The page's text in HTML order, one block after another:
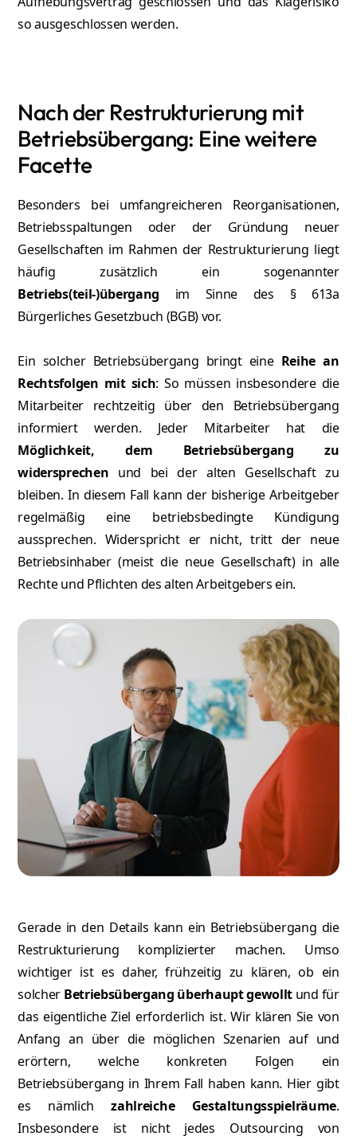
so ausgeschlossen werden.
Nach der Restrukturierung mit
Betriebsübergang: Eine weitere
Facette
Besonders bei umfangreicheren Reorganisationen,
Betriebsspaltungen oder der Gründung neuer
Gesellschaften im Rahmen der Restrukturierung liegt
häufig zusätzlich ein sogenannter
Betriebs(teil-)übergang im Sinne des § 613a
Bürgerliches Gesetzbuch (BGB) vor.
Ein solcher Betriebsübergang bringt eine Reihe an
Rechtsfolgen mit sich: So müssen insbesondere die
Mitarbeiter rechtzeitig über den Betriebsübergang
informiert werden. Jeder Mitarbeiter hat die
Möglichkeit, dem Betriebsübergang zu
widersprechen und bei der alten Gesellschaft zu
bleiben. In diesem Fall kann der bisherige Arbeitgeber
regelmäßig eine betriebsbedingte Kündigung
aussprechen. Widerspricht er nicht, tritt der neue
Betriebsinhaber (meist die neue Gesellschaft) in alle
Rechte und Pflichten des alten Arbeitgebers ein.
Gerade in den Details kann ein Betriebsübergang die
Restrukturierung komplizierter machen. Umso
wichtiger ist es daher, frühzeitig zu klären, ob ein
solcher Betriebsübergang überhaupt gewollt und für
das eigentliche Ziel erforderlich ist. Wir klären Sie von
Anfang an über die möglichen Szenarien auf und
erörtern, welche konkreten Folgen ein
Betriebsübergang in Ihrem Fall haben kann. Hier gibt
es nämlichzahlreiche Gestaltungsspielräume.
Insbesondere ist nicht jedes Outsourcing von